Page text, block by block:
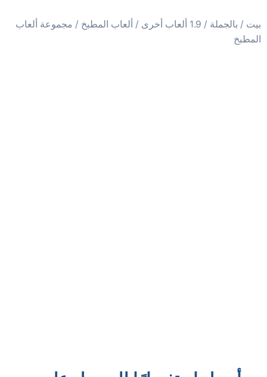
بيت / بالجملة / 1.9 ألعاب أخرى / ألعاب المطبخ / مجموعة ألعاب
المطبخ